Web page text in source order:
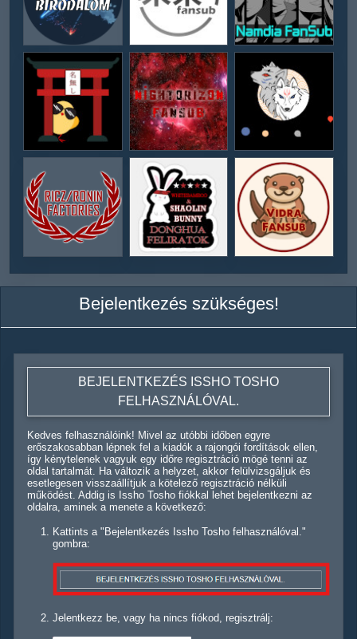
Bejelentkezés szükséges!
BEJELENTKEZÉS ISSHO TOSHO
FELHASZNÁLÓVAL.
Kedves felhasználóink! Mivel az utóbbi időben egyre
erőszakosabban lépnek fel a kiadók a rajongói fordítások ellen,
így kénytelenek vagyuk egy időre regisztráció mögé tenni az
oldal tartalmát. Ha változik a helyzet, akkor felülvizsgáljuk és
esetlegesen visszaállítjuk a kötelező regisztráció nélküli
működést. Addig is Issho Tosho fiókkal lehet bejelentkezni az
oldalra, aminek a menete a következő:
Kattints a "Bejelentkezés Issho Tosho felhasználóval."
gombra:
Jelentkezz be, vagy ha nincs fiókod, regisztrálj: